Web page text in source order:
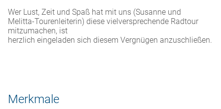
Wer Lust, Zeit und Spaß hat mit uns (Susanne und
Melitta-Tourenleiterin) diese vielversprechende Radtour
mitzumachen, ist
herzlich eingeladen sich diesem Vergnügen anzuschließen.
Merkmale